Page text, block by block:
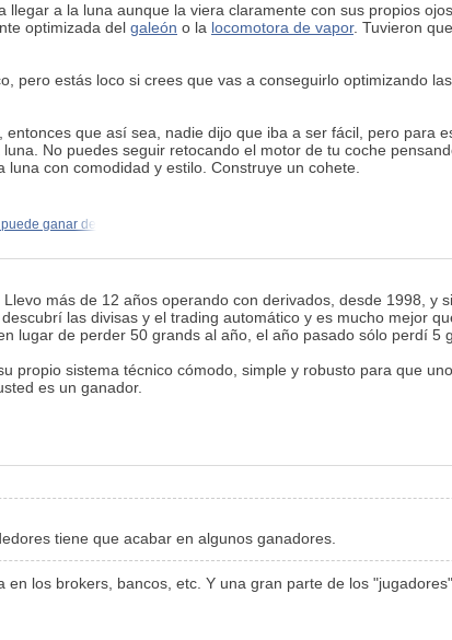
a la luna aunque la viera claramente con sus propios
optimizada del galeón o la locomotora de vapor. Tuvieron
pero estás loco si crees que vas a conseguirlo optimizando
que así sea, nadie dijo que iba a ser fácil, pero para
No puedes seguir retocando el motor de tu coche
con comodidad y estilo. Construye un cohete.
ganar de
más de 12 años operando con derivados, desde 1998, y
las divisas y el trading automático y es mucho mejor
lugar de perder 50 grands al año, el año pasado sólo perdí
propio sistema técnico cómodo, simple y robusto para que
es un ganador.
tiene que acabar en algunos ganadores.
los brokers, bancos, etc. Y una gran parte de los